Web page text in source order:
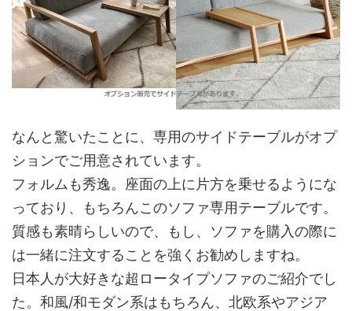
なんと驚いたことに、専用のサイドテーブルがオプ
ションでご用意されています。
フォルムも秀逸。座面の上に片方を乗せるようにな
っており、もちろんこのソファ専用テーブルです。
質感も素晴らしいので、もし、ソファを購入の際に
は一緒に注文することを強くお勧めしますね。
日本人が大好きな超ロータイプソファのご紹介でし
た。和風/和モダン系はもちろん、北欧系やアジア